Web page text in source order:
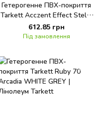
Гетерогенне ПВХ-покриття
Tarkett Acczent Effect Stella
7 2 m 1I
612.85 грн
Під замовлення